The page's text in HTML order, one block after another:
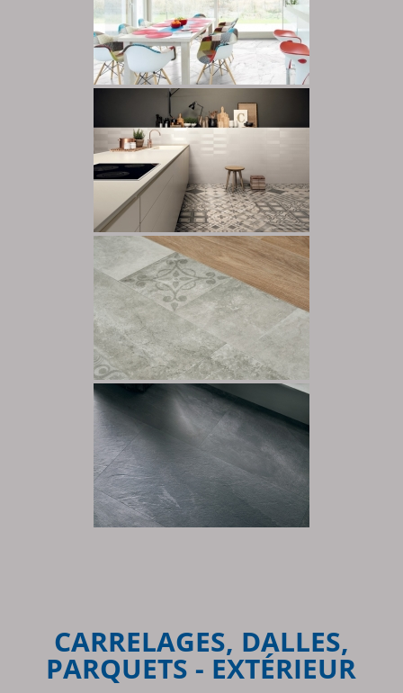
CARRELAGES, DALLES,
PARQUETS - EXTÉRIEUR